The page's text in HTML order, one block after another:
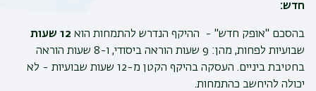
חדש:
בהסכם "אופק חדש" - ההיקף הנדרש להתמחות הוא 12 שעות
שבועיות לפחות, מהן: 9 שעות הוראה ביסודי, ו-8 שעות הוראה
בחטיבת ביניים. העסקה בהיקף הקטן מ-12 שעות שבועיות - לא
יכולה להיחשב כהתמחות.